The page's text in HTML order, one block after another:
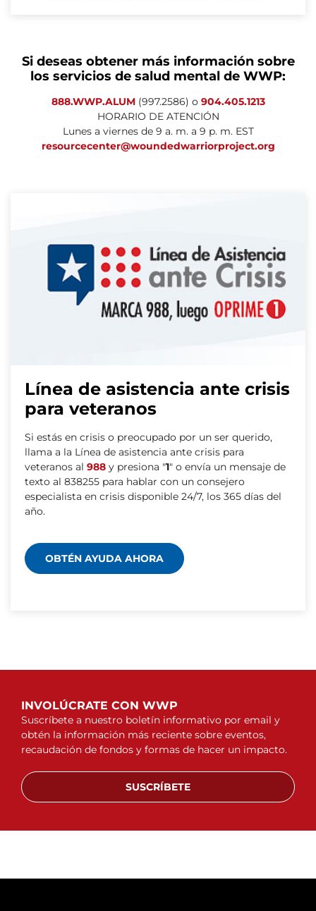
Si deseas obtener más información sobre
los servicios de salud mental de WWP:
888.WWP.ALUM(997.2586) o 904.405.1213
HORARIO DE ATENCIÓN
Lunes a viernes de 9 a. m. a 9 p. m. EST
resourcecenter@woundedwarriorproject.org
Línea de asistencia ante crisis
para veteranos
Si estás en crisis o preocupado por un ser querido,
llama a la Línea de asistencia ante crisis para
veteranos al 988 y presiona "1" o envía un mensaje de
texto al 838255 para hablar con un consejero
especialista en crisis disponible 24/7, los 365 días del
año.
OBTÉN AYUDA AHORA
INVOLÚCRATE CON WWP
Suscríbete a nuestro boletín informativo por email y
obtén la información más reciente sobre eventos,
recaudación de fondos y formas de hacer un impacto.
SUSCRÍBETE